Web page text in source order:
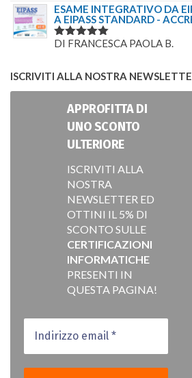
ESAME INTEGRATIVO DA
A EIPASS STANDARD -
VALUTATO
DI FRANCESCA PAOLA B.
ISCRIVITI ALLA NOSTRA
APPROFITTA DI
UNO SCONTO
ULTERIORE
ISCRIVITI ALLA
NOSTRA
NEWSLETTER ED
OTTINI IL 5% DI
SCONTO SULLE
CERTIFICAZIONI
INFORMATICHE
PRESENTI IN
QUESTA PAGINA!